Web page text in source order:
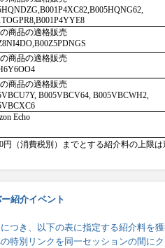
紹介イベント
つき、以下の表に指定する紹介料を
特別リンクを同一セッションの間に